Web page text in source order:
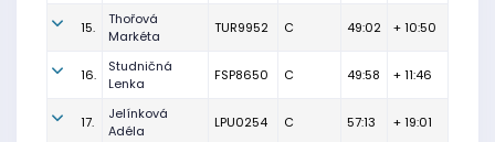
15.
Thořová
Markéta
TUR9952 C 49:02 + 10:50
16.
Studničná
Lenka
FSP8650 C 49:58 + 11:46
17.
Jelínková
Adéla
LPU0254 C 57:13 + 19:01